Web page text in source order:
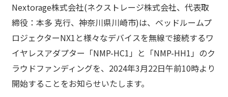
Nextorage株式会社(ネクストレージ株式会社、代表取
締役：本多 克行、神奈川県川崎市)は、ベッドルームプ
ロジェクターNX1と様々なデバイスを無線で接続するワ
イヤレスアダプター「NMP-HC1」と「NMP-HH1」のク
ラウドファンディングを、2024年3月22日午前10時より
開始することをお知らせいたします。